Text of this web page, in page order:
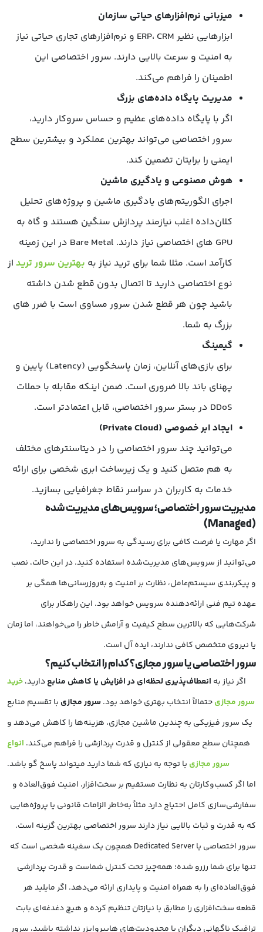
میزبانی نرم‌افزارهای حیاتی سازمان
ابزارهایی نظیر ERP، CRM و نرم‌افزارهای تجاری حیاتی نیاز
به امنیت و سرعت بالایی دارند. سرور اختصاصی این
اطمینان را فراهم می‌کند.
مدیریت پایگاه داده‌های بزرگ
اگر با پایگاه داده‌های عظیم و حساس سروکار دارید،
سرور اختصاصی می‌تواند بهترین عملکرد و بیشترین سطح
ایمنی را برایتان تضمین کند.
هوش مصنوعی و یادگیری ماشین
اجرای الگوریتم‌های یادگیری ماشین و پروژه‌های تحلیل
کلان‌داده اغلب نیازمند پردازش سنگین هستند و گاه به
GPU های اختصاصی نیاز دارند. Bare Metal در این زمینه
کارآمد است. مثلا شما برای ترید نیاز به بهترین سرور ترید از
نوع اختصاصی دارید تا اتصال بدون قطع شدن داشته
باشید چون هر قطع شدن سرور مساوی است با ضرر های
بزرگ به شما.
گیمینگ
برای بازی‌های آنلاین، زمان پاسخگویی (Latency) پایین و
پهنای باند بالا ضروری است. ضمن اینکه مقابله با حملات
DDoS در بستر سرور اختصاصی، قابل اعتمادتر است.
ایجاد ابر خصوصی (Private Cloud)
می‌توانید چند سرور اختصاصی را در دیتاسنترهای مختلف
به هم متصل کنید و یک زیرساخت ابری شخصی برای ارائه
خدمات به کاربران در سراسر نقاط جغرافیایی بسازید.
مدیریت سرور اختصاصی؛ سرویس‌های مدیریت‌ شده
(Managed)
اگر مهارت یا فرصت کافی برای رسیدگی به سرور اختصاصی را ندارید،
می‌توانید از سرویس‌های مدیریت‌شده استفاده کنید. در این حالت، نصب
و پیکربندی سیستم‌عامل، نظارت بر امنیت و به‌روزرسانی‌ها همگی بر
عهده تیم فنی ارائه‌دهنده سرویس خواهد بود. این راهکار برای
شرکت‌هایی که بالاترین سطح کیفیت و آرامش خاطر را می‌خواهند، اما زمان
یا نیروی متخصص کافی ندارند، ایده آل است.
سرور اختصاصی یا سرور مجازی؟ کدام را انتخاب کنیم؟
اگر نیاز به انعطاف‌پذیری لحظه‌ای در افزایش یا کاهش منابعدارید،خرید
سرور مجازیحتمالاً انتخاب بهتری خواهد بود.سرور مجازی با تقسیم منابع
یک سرور فیزیکی به چندین ماشین مجازی، هزینه‌ها را کاهش می‌دهد و
همچنان سطح معقولی از کنترل و قدرت پردازشی را فراهم می‌کند. انواع
سرور مجازی با توجه به نیازی که شما دارید میتواند پاسخ گو باشد.
اما اگر کسب‌وکارتان به نظارت مستقیم بر سخت‌افزار، امنیت فوق‌العاده و
سفارشی‌سازی کامل احتیاج دارد مثلاً به‌خاطر الزامات قانونی یا پروژه‌هایی
که به قدرت و ثبات بالایی نیاز دارند سرور اختصاصی بهترین گزینه است.
سرور اختصاصی یا Dedicated Server همچون یک سفینه شخصی است که
تنها برای شما رزرو شده؛ همه‌چیز تحت کنترل شماست و قدرت پردازشی
فوق‌العاده‌ای را به همراه امنیت و پایداری ارائه می‌دهد. اگر مایلید هر
قطعه سخت‌افزاری را مطابق با نیازتان تنظیم کرده و هیچ دغدغه‌ای بابت
ترافیک ناگهانی دیگران یا محدودیت‌های هایپروایزر نداشته باشید، سرور